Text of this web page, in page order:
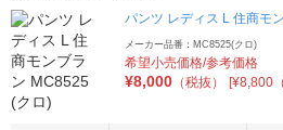
パンツ レディス L 住商モ
メーカー品番：MC8525(クロ)
希望小売価格/参考価格
¥8,000 （税抜） [¥8,800